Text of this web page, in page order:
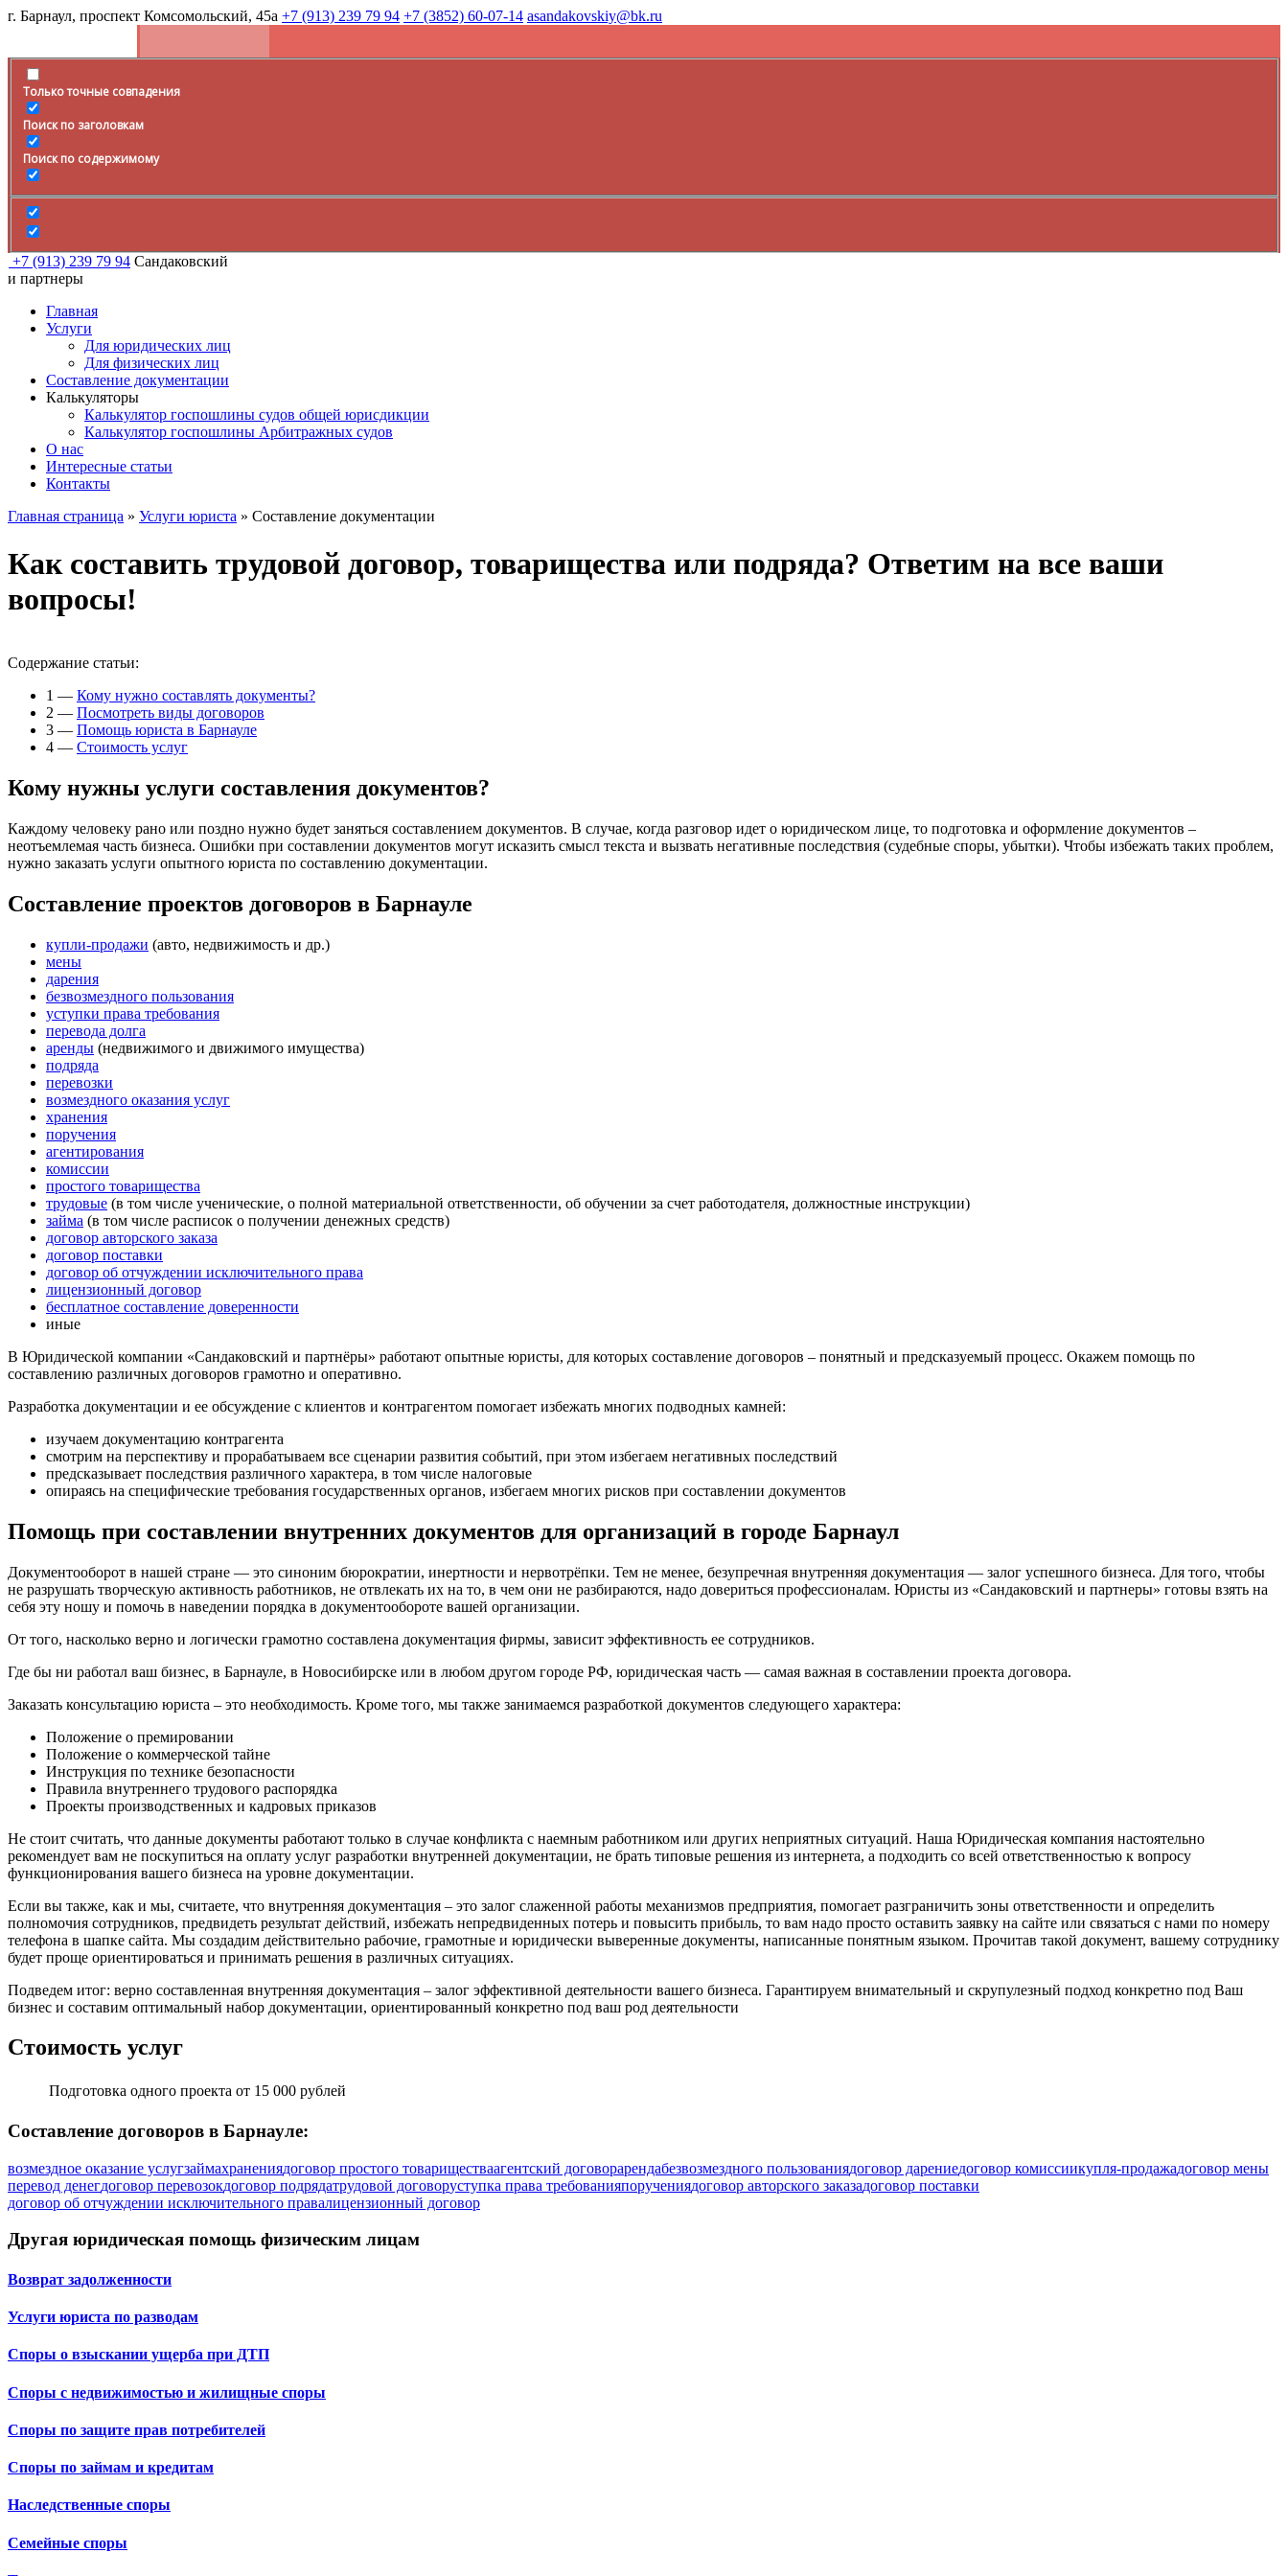
г. Барнаул, проспект Комсомольский, 45а +7 (913) 239 79 94 +7 (3852) 60-07-14 asandakovskiy@bk.ru
Только точные совпадения
Поиск по заголовкам
Поиск по содержимому
+7 (913) 239 79 94 Сандаковский
и партнеры
Главная
Услуги
Для юридических лиц
Для физических лиц
Составление документации
Калькуляторы
Калькулятор госпошлины судов общей юрисдикции
Калькулятор госпошлины Арбитражных судов
О нас
Интересные статьи
Контакты
Главная страница » Услуги юриста » Составление документации
Как составить трудовой договор, товарищества или подряда? Ответим на все ваши
вопросы!
Содержание статьи:
1 — Кому нужно составлять документы?
2 — Посмотреть виды договоров
3 — Помощь юриста в Барнауле
4 — Стоимость услуг
Кому нужны услуги составления документов?
Каждому человеку рано или поздно нужно будет заняться составлением документов. В случае, когда разговор идет о юридическом лице, то подготовка и оформление документов –
неотъемлемая часть бизнеса. Ошибки при составлении документов могут исказить смысл текста и вызвать негативные последствия (судебные споры, убытки). Чтобы избежать таких проблем,
нужно заказать услуги опытного юриста по составлению документации.
Составление проектов договоров в Барнауле
купли-продажи (авто, недвижимость и др.)
мены
дарения
безвозмездного пользования
уступки права требования
перевода долга
аренды (недвижимого и движимого имущества)
подряда
перевозки
возмездного оказания услуг
хранения
поручения
агентирования
комиссии
простого товарищества
трудовые (в том числе ученические, о полной материальной ответственности, об обучении за счет работодателя, должностные инструкции)
займа (в том числе расписок о получении денежных средств)
договор авторского заказа
договор поставки
договор об отчуждении исключительного права
лицензионный договор
бесплатное составление доверенности
иные
В Юридической компании «Сандаковский и партнёры» работают опытные юристы, для которых составление договоров – понятный и предсказуемый процесс. Окажем помощь по
составлению различных договоров грамотно и оперативно.
Разработка документации и ее обсуждение с клиентов и контрагентом помогает избежать многих подводных камней:
изучаем документацию контрагента
смотрим на перспективу и прорабатываем все сценарии развития событий, при этом избегаем негативных последствий
предсказывает последствия различного характера, в том числе налоговые
опираясь на специфические требования государственных органов, избегаем многих рисков при составлении документов
Помощь при составлении внутренних документов для организаций в городе Барнаул
Документооборот в нашей стране — это синоним бюрократии, инертности и нервотрёпки. Тем не менее, безупречная внутренняя документация — залог успешного бизнеса. Для того, чтобы
не разрушать творческую активность работников, не отвлекать их на то, в чем они не разбираются, надо довериться профессионалам. Юристы из «Сандаковский и партнеры» готовы взять на
себя эту ношу и помочь в наведении порядка в документообороте вашей организации.
От того, насколько верно и логически грамотно составлена документация фирмы, зависит эффективность ее сотрудников.
Где бы ни работал ваш бизнес, в Барнауле, в Новосибирске или в любом другом городе РФ, юридическая часть — самая важная в составлении проекта договора.
Заказать консультацию юриста – это необходимость. Кроме того, мы также занимаемся разработкой документов следующего характера:
Положение о премировании
Положение о коммерческой тайне
Инструкция по технике безопасности
Правила внутреннего трудового распорядка
Проекты производственных и кадровых приказов
Не стоит считать, что данные документы работают только в случае конфликта с наемным работником или других неприятных ситуаций. Наша Юридическая компания настоятельно
рекомендует вам не поскупиться на оплату услуг разработки внутренней документации, не брать типовые решения из интернета, а подходить со всей ответственностью к вопросу
функционирования вашего бизнеса на уровне документации.
Если вы также, как и мы, считаете, что внутренняя документация – это залог слаженной работы механизмов предприятия, помогает разграничить зоны ответственности и определить
полномочия сотрудников, предвидеть результат действий, избежать непредвиденных потерь и повысить прибыль, то вам надо просто оставить заявку на сайте или связаться с нами по номеру
телефона в шапке сайта. Мы создадим действительно рабочие, грамотные и юридически выверенные документы, написанные понятным языком. Прочитав такой документ, вашему сотруднику
будет проще ориентироваться и принимать решения в различных ситуациях.
Подведем итог: верно составленная внутренняя документация – залог эффективной деятельности вашего бизнеса. Гарантируем внимательный и скрупулезный подход конкретно под Ваш
бизнес и составим оптимальный набор документации, ориентированный конкретно под ваш род деятельности
Стоимость услуг
Подготовка одного проекта от 15 000 рублей
Составление договоров в Барнауле:
возмездное оказание услугзаймахранениядоговор простого товариществаагентский договорарендабезвозмездного пользованиядоговор дарениедоговор комиссиикупля-продажадоговор мены
перевод денегдоговор перевозокдоговор подрядатрудовой договоруступка права требованияпоручениядоговор авторского заказадоговор поставки
договор об отчуждении исключительного правалицензионный договор
Другая юридическая помощь физическим лицам
Возврат задолженности
Услуги юриста по разводам
Споры о взыскании ущерба при ДТП
Споры с недвижимостью и жилищные споры
Споры по защите прав потребителей
Споры по займам и кредитам
Наследственные споры
Семейные споры